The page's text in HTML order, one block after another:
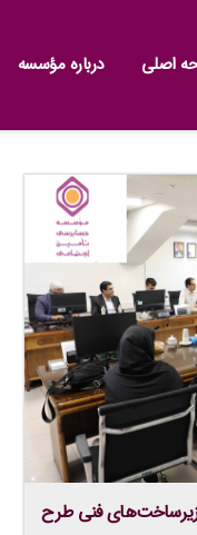
اصلی درباره مؤسسه
فنی طرح